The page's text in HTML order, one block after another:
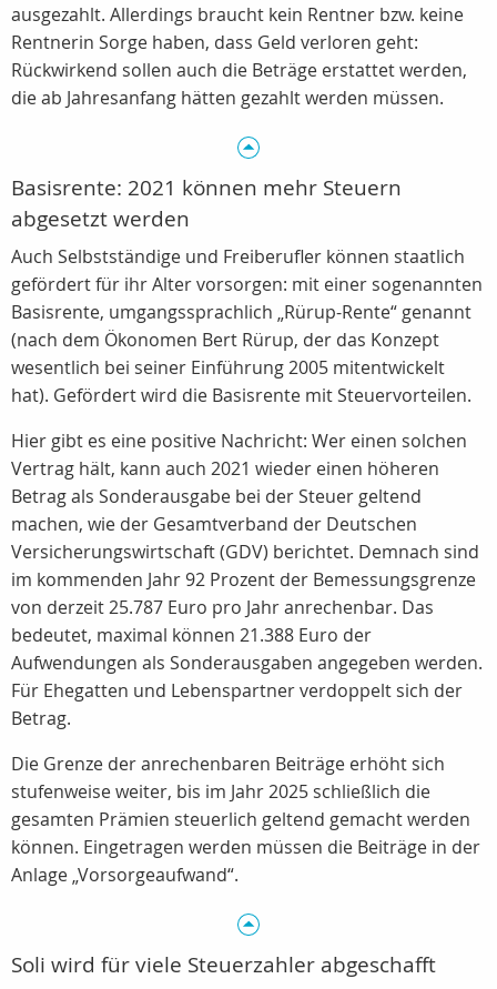
ausgezahlt. Allerdings braucht kein Rentner bzw. keine
Rentnerin Sorge haben, dass Geld verloren geht:
Rückwirkend sollen auch die Beträge erstattet werden,
die ab Jahresanfang hätten gezahlt werden müssen.
Basisrente: 2021 können mehr Steuern
abgesetzt werden
Auch Selbstständige und Freiberufler können staatlich
gefördert für ihr Alter vorsorgen: mit einer sogenannten
Basisrente, umgangssprachlich „Rürup-Rente“ genannt
(nach dem Ökonomen Bert Rürup, der das Konzept
wesentlich bei seiner Einführung 2005 mitentwickelt
hat). Gefördert wird die Basisrente mit Steuervorteilen.
Hier gibt es eine positive Nachricht: Wer einen solchen
Vertrag hält, kann auch 2021 wieder einen höheren
Betrag als Sonderausgabe bei der Steuer geltend
machen, wie der Gesamtverband der Deutschen
Versicherungswirtschaft (GDV) berichtet. Demnach sind
im kommenden Jahr 92 Prozent der Bemessungsgrenze
von derzeit 25.787 Euro pro Jahr anrechenbar. Das
bedeutet, maximal können 21.388 Euro der
Aufwendungen als Sonderausgaben angegeben werden.
Für Ehegatten und Lebenspartner verdoppelt sich der
Betrag.
Die Grenze der anrechenbaren Beiträge erhöht sich
stufenweise weiter, bis im Jahr 2025 schließlich die
gesamten Prämien steuerlich geltend gemacht werden
können. Eingetragen werden müssen die Beiträge in der
Anlage „Vorsorgeaufwand“.
Soli wird für viele Steuerzahler abgeschafft